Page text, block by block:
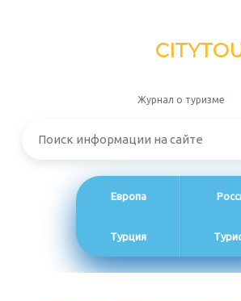
Журнал о туризме
Европа
Турция